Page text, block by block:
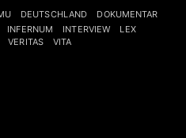
DEUTSCHLAND
DOKUMENTAR
INFERNUM INTERVIEW
LEX
VERITAS VITA